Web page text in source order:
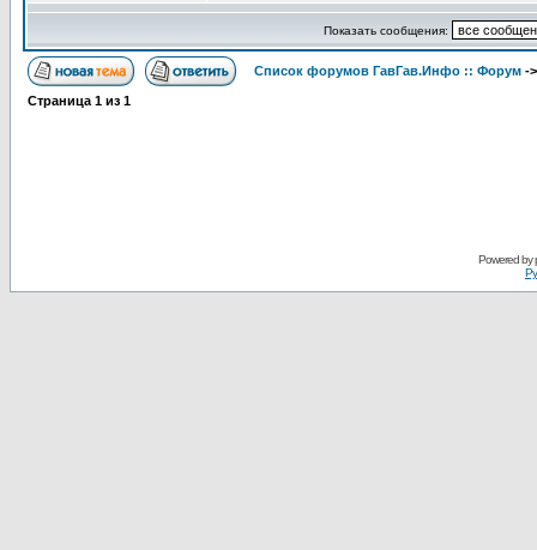
Показать сообщения:
Список форумов ГавГав.Инфо :: Форум -
Страница 1 из 1
Powered by